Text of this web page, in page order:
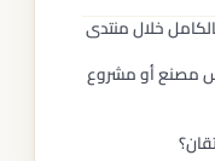
خلال منتدى
مصنع أو مشروع